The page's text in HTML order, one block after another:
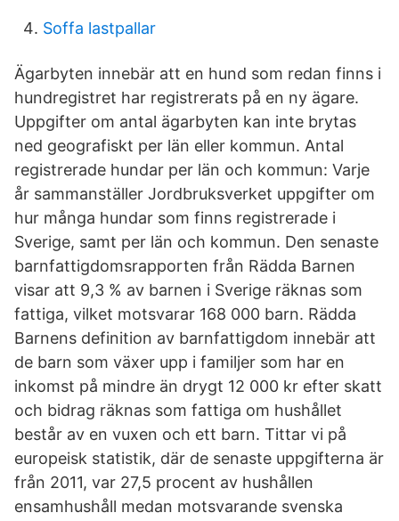
Soffa lastpallar
Ägarbyten innebär att en hund som redan finns i
hundregistret har registrerats på en ny ägare.
Uppgifter om antal ägarbyten kan inte brytas
ned geografiskt per län eller kommun. Antal
registrerade hundar per län och kommun: Varje
år sammanställer Jordbruksverket uppgifter om
hur många hundar som finns registrerade i
Sverige, samt per län och kommun. Den senaste
barnfattigdomsrapporten från Rädda Barnen
visar att 9,3 % av barnen i Sverige räknas som
fattiga, vilket motsvarar 168 000 barn. Rädda
Barnens definition av barnfattigdom innebär att
de barn som växer upp i familjer som har en
inkomst på mindre än drygt 12 000 kr efter skatt
och bidrag räknas som fattiga om hushållet
består av en vuxen och ett barn. Tittar vi på
europeisk statistik, där de senaste uppgifterna är
från 2011, var 27,5 procent av hushållen
ensamhushåll medan motsvarande svenska